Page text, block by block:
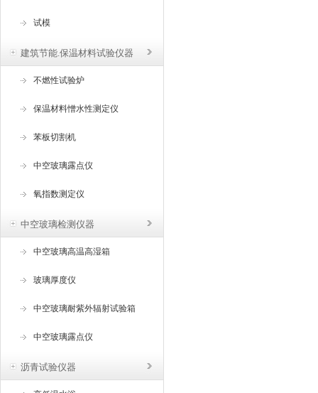
试模
建筑节能.保温材料试验仪器
不燃性试验炉
保温材料憎水性测定仪
苯板切割机
中空玻璃露点仪
氧指数测定仪
中空玻璃检测仪器
中空玻璃高温高湿箱
玻璃厚度仪
中空玻璃耐紫外辐射试验箱
中空玻璃露点仪
沥青试验仪器